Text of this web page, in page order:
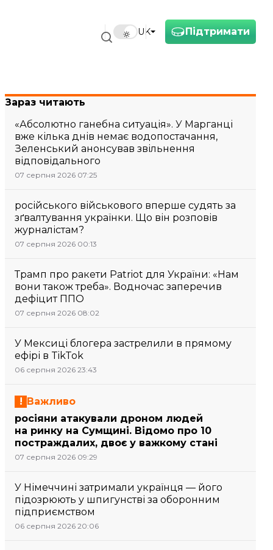
Підтримати
UK
Зараз читають
«Абсолютно ганебна ситуація». У Марганці
вже кілька днів немає водопостачання,
Зеленський анонсував звільнення
відповідального
07 серпня 2026 07:25
російського військового вперше судять за
зґвалтування українки. Що він розповів
журналістам?
07 серпня 2026 00:13
Трамп про ракети Patriot для України: «Нам
вони також треба». Водночас заперечив
дефіцит ППО
07 серпня 2026 08:02
У Мексиці блогера застрелили в прямому
ефірі в TikTok
06 серпня 2026 23:43
Важливо
росіяни атакували дроном людей
на ринку на Сумщині. Відомо про 10
постраждалих, двоє у важкому стані
07 серпня 2026 09:29
У Німеччині затримали українця — його
підозрюють у шпигунстві за оборонним
підприємством
06 серпня 2026 20:06